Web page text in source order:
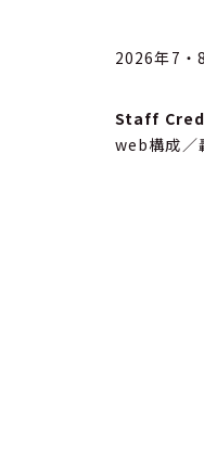
2026年7・
Staff
web構成／